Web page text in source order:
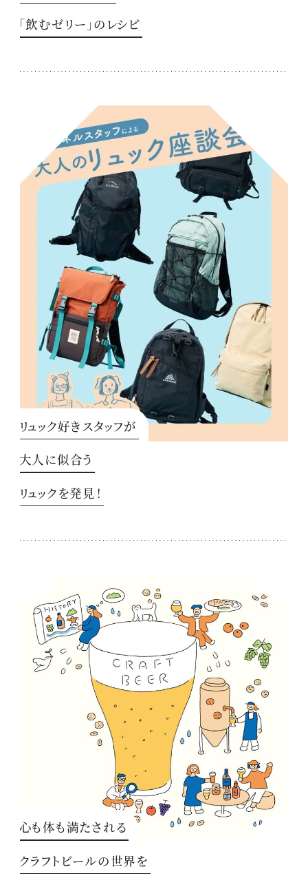
「飲むゼリー」のレシピ
リュック好きスタッフが
大人に似合う
リュックを発見！
心も体も満たされる
クラフトビールの世界を